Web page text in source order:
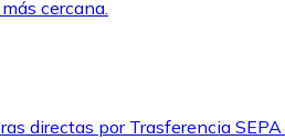
cercana.
directas por Trasferencia SEPA